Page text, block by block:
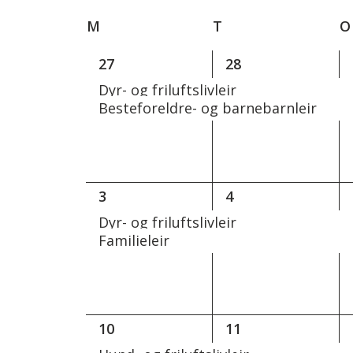
Kalender
for
M T O
2
27
Dyr- og friluftslivleir
Besteforeldre- og barnebarnleir
2
28
2
3
Dyr- og friluftslivleir
Familieleir
2
4
2
10
2
11